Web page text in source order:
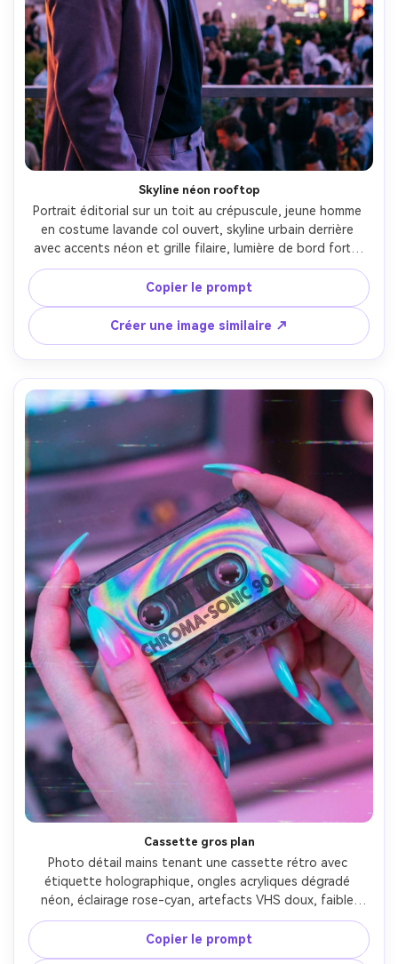
Skyline néon rooftop
Portrait éditorial sur un toit au crépuscule, jeune homme
en costume lavande col ouvert, skyline urbain derrière
avec accents néon et grille filaire, lumière de bord forte,
brume douce, pris avec Leica SL2, 90mm f/2, composition
tiers, détail photoréaliste, color grading vaporwave
élégant --ar 4:5
Copier le prompt
Créer une image similaire ↗
Cassette gros plan
Photo détail mains tenant une cassette rétro avec
étiquette holographique, ongles acryliques dégradé
néon, éclairage rose-cyan, artefacts VHS doux, faible
profondeur de champ, pris avec Sony A7R IV, 90mm macro,
texture plastique nette, photoréaliste, glow vaporwave
et grain de film --ar 4:5
Copier le prompt